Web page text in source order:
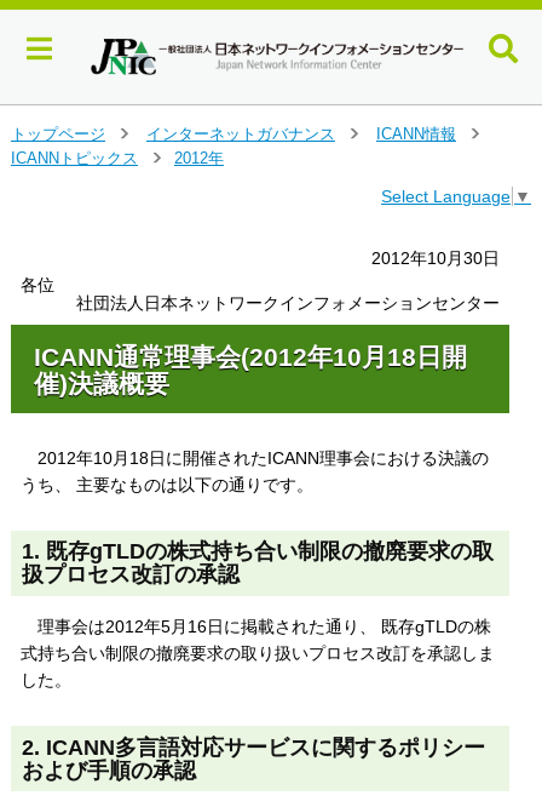
イ
へ
トップページ
＞
インターネットガバナンス
ICANN情報
ICANNトピックス
2012年
Select Language ▼
2012年10月30日
各位
社団法人日本ネットワークインフォメーションセンター
ICANN通常理事会(2012年10月18日開
催)決議概要
2012年10月18日に開催されたICANN理事会における決議の
うち、 主要なものは以下の通りです。
1. 既存gTLDの株式持ち合い制限の撤廃要求の取
扱プロセス改訂の承認
理事会は2012年5月16日に掲載された通り、 既存gTLDの株
式持ち合い制限の撤廃要求の取り扱いプロセス改訂を承認しま
した。
2. ICANN多言語対応サービスに関するポリシー
および手順の承認